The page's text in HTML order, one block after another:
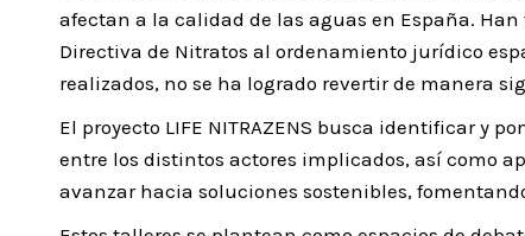
afectan a la calidad de las aguas en España.
Directiva de Nitratos al ordenamiento jurídico
realizados, no se ha logrado revertir de manera
El proyecto LIFE NITRAZENS busca identificar y
entre los distintos actores implicados, así como
avanzar hacia soluciones sostenibles,